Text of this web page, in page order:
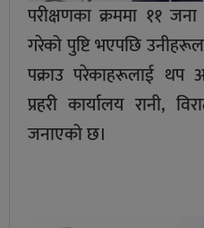
परीक्षणका क्रममा ११
गरेको पुष्टि भएपछि
पक्राउ परेकाहरूलाई थप
प्रहरी कार्यालय रानी,
जनाएको छ।